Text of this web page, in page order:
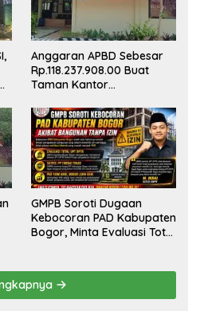
Anggaran APBD Sebesar
Rp.118.237.908.00 Buat
Taman Kantor
Masuk Akal, Harus
Dipertanggungjawabkan
Secara Terbuka!
GMPB Soroti Dugaan
Kebocoran PAD Kabupaten
Bogor, Minta Evaluasi Total